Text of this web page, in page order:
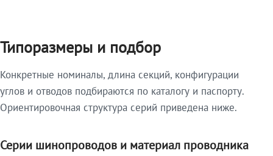
Типоразмеры и подбор
Конкретные номиналы, длина секций, конфигурации
углов и отводов подбираются по каталогу и паспорту.
Ориентировочная структура серий приведена ниже.
Серии шинопроводов и материал проводника